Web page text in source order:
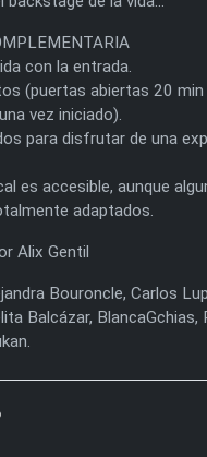
con la entrada.
(puertas abiertas 20
vez iniciado).
para disfrutar de una
es accesible, aunque
adaptados.
Alix Gentil
Bouroncle, Carlos
Balcázar, BlancaGchias,